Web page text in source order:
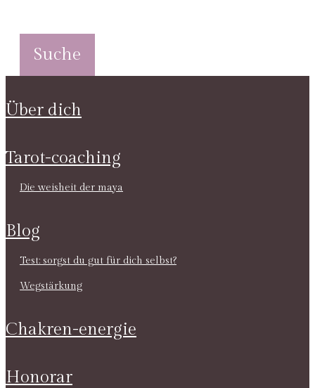
über dich
tarot-coaching
die weisheit der maya
blog
test: sorgst du gut für dich selbst?
wegstärkung
chakren-energie
honorar